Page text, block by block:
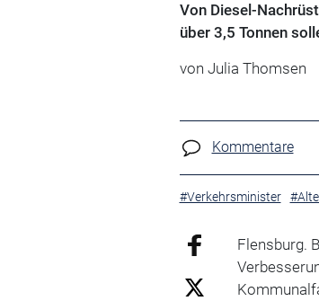
Von Diesel-
über 3,5 Tonnen
von Julia Thomsen
Kommentare
#Verkehrsminister
Flensburg.